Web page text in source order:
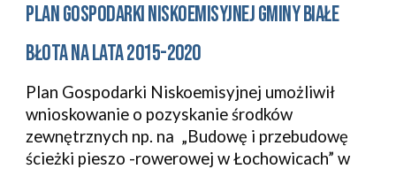
PLAN GOSPODARKI NISKOEMISYJNEJ GMINY BIAŁE
BŁOTA NA LATA 2015-2020
Plan Gospodarki Niskoemisyjnej umożliwił
wnioskowanie o pozyskanie środków
zewnętrznych np. na  „Budowę i przebudowę
ścieżki pieszo -rowerowej w Łochowicach” w